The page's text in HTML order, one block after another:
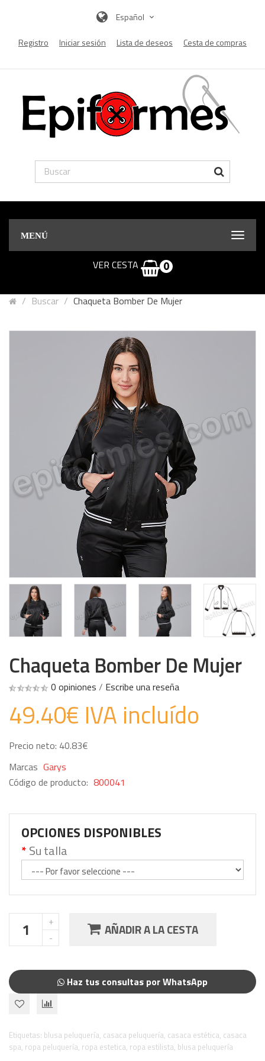
Español
Registro Iniciar sesión Lista de deseos Cesta de compras
MENÚ
VER CESTA 0
Buscar Chaqueta Bomber De Mujer
Chaqueta Bomber De Mujer
0 opiniones / Escribe una reseña
49.40€ IVA incluído
Precio neto: 40.83€
Marcas Garys
Código de producto: 800041
OPCIONES DISPONIBLES
Su talla
AÑADIR A LA CESTA
Haz tus consultas por WhatsApp
Etiquetas: blusa peluquería, casaca peluquería, casaca estética, casaca
spa, ropa peluquería, ropa estetica, ropa estilista, blusa peluquería